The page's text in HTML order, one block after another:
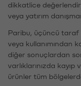
dikkatlice
veya yatırım
Paribu, üçüncü taraf
veya kullanımından
diğer sonuçlardan
varlıklarınızda
ürünler tüm